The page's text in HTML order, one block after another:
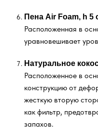
Пена Air Foam, h 5
Расположенная в
уравновешивает
Натуральное
Расположенное в
конструкцию от
жесткую вторую
как фильтр,
запахов.